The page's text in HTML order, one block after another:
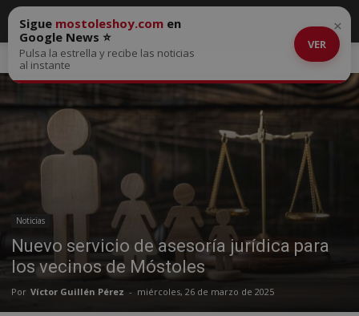
Inicio Noticias
Noticias
Nuevo servicio de asesoría jurídica para
los vecinos de Móstoles
Por Víctor Guillén Pérez - miércoles, 26 de marzo de 2025
Sigue mostoleshoy.com en
Google News ⭐
Pulsa la estrella y recibe las noticias
al instante
VER
×